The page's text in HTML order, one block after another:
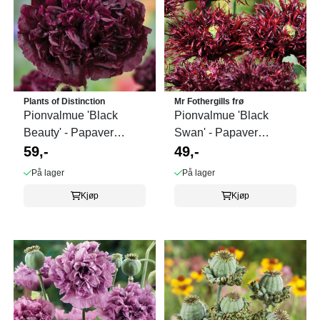
Plants of Distinction
Pionvalmue 'Black
Beauty' - Papaver
somniferum
59,-
På lager
Kjøp
Mr Fothergills frø
Pionvalmue 'Black
Swan' - Papaver
somniferum
49,-
På lager
Kjøp